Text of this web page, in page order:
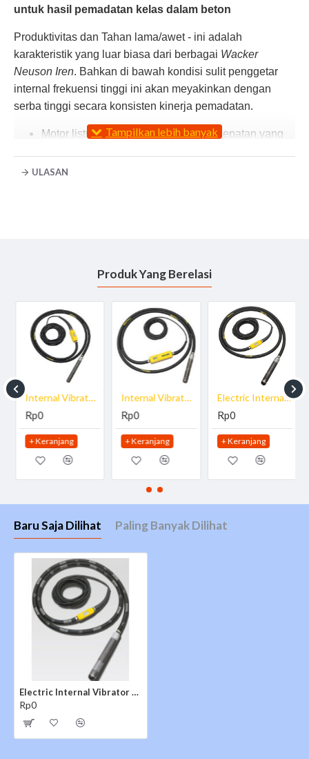
untuk hasil pemadatan kelas dalam beton
Produktivitas dan Tahan lama/awet - ini adalah
karakteristik yang luar biasa dari berbagai Wacker
Neuson Iren. Bahkan di bawah kondisi sulit penggetar
internal frekuensi tinggi ini akan meyakinkan dengan
serba tinggi secara konsisten kinerja pemadatan.
Motor listrik kinerja tinggi dengan kecepatan yang
Motor listrik telah dikembangkan oleh kami sesuai
mengubah kepala vibrator
SPESIFICATION - Internal Vibrator Wacker Neuson
IREN 45/042/200
Diameter of the vibrator head mm 45
Length of the vibrator head mm 382
Weight of the vibrator head kg 13.5
Effective diameter * cm 60
Vibrations rpm 12,000
Engine / Motor ** High-frequency squirrel cage
motor
Frequency Hz 00
ULASAN
Produk Yang Berelasi
Internal Vibrator Wacker Neuson IREN 30
Rp0
+ Keranjang
Internal Vibrator Wacker Neuson IREN 38
Rp0
+ Keranjang
Electric Internal Vibrator Wacker Neuson IREN 57
Rp0
+ Keranjang
Baru Saja Dilihat Paling Banyak Dilihat
Electric Internal Vibrator Wacker Neuson IREN 45
Rp0